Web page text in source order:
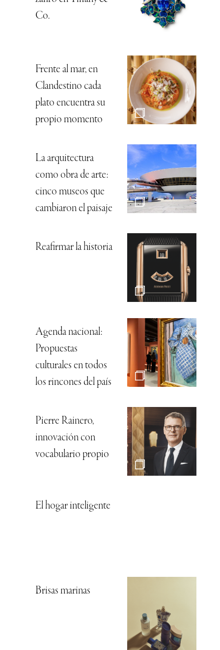
Co.
Frente al mar, en
Clandestino cada
plato encuentra su
propio momento
La arquitectura
como obra de arte:
cinco museos que
cambiaron el paisaje
Reafirmar la historia
Agenda nacional:
Propuestas
culturales en todos
los rincones del país
Pierre Rainero,
innovación con
vocabulario propio
El hogar inteligente
Brisas marinas